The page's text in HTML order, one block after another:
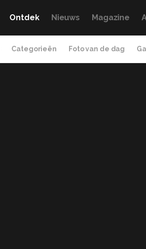
Ontdek Nieuws Magazine
Categorieën Foto van de dag